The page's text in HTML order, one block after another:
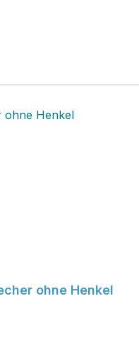
ohne Henkel